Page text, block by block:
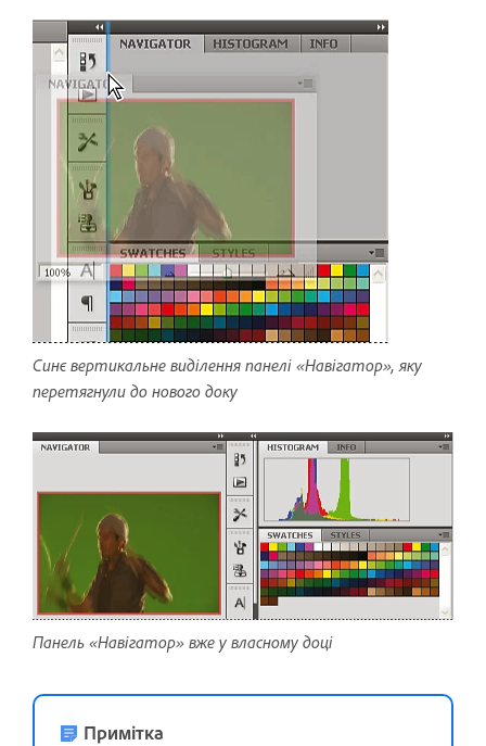
Синє вертикальне виділення панелі «Навігатор», яку
перетягнули до нового доку
Панель «Навігатор» вже у власному доці
Примітка